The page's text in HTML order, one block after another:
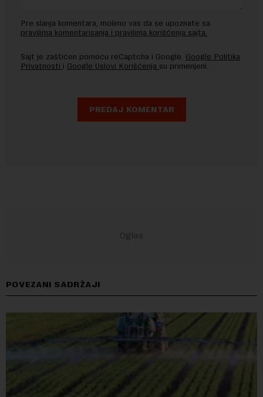
Pre slanja komentara, molimo vas da se upoznate sa
pravilima komentarisanja i pravilima korišćenja sajta.
Sajt je zaštićen pomocu reCaptcha i Google. Google Politika
Privatnosti i Google Uslovi Korišćenja su primenjeni.
POVEZANI SADRŽAJI